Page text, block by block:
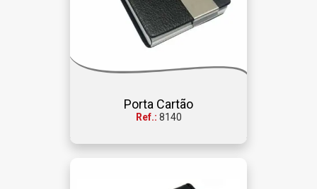
Porta Cartão
Ref.: 8140